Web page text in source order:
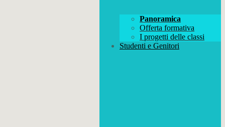
Panoramica
Offerta formativa
I progetti delle classi
Studenti e Genitori